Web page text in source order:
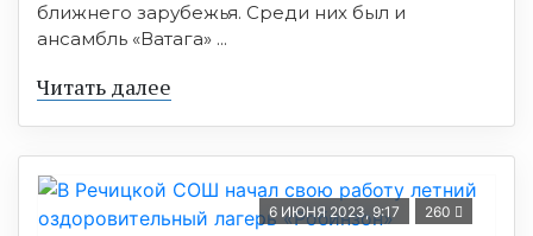
ближнего зарубежья. Среди них был и
ансамбль «Ватага» ...
Читать далее
6 ИЮНЯ 2023, 9:17 260